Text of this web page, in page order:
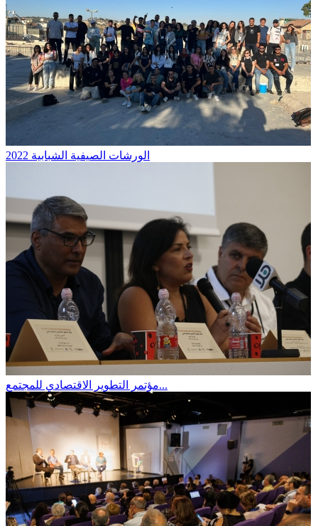
الورشات الصيفية الشبابية 2022
مؤتمر التطوير الاقتصادي للمجتمع...